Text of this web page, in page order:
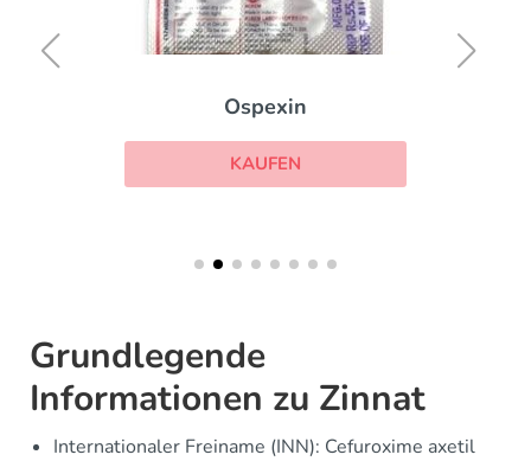
Ospexin
KAUFEN
Grundlegende
Informationen zu Zinnat
Internationaler Freiname (INN): Cefuroxime axetil